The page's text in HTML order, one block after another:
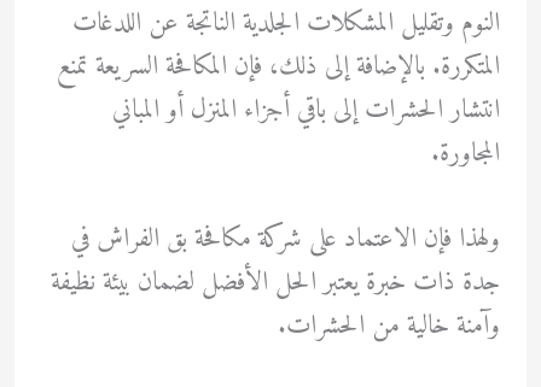
النوم وتقليل المشكلات الجلدية الناتجة عن اللدغات
المتكررة. بالإضافة إلى ذلك، فإن المكافحة السريعة تمنع
انتشار الحشرات إلى باقي أجزاء المنزل أو المباني
المجاورة.
ولهذا فإن الاعتماد على شركة مكافحة بق الفراش في
جدة ذات خبرة يعتبر الحل الأفضل لضمان بيئة نظيفة
وآمنة خالية من الحشرات.